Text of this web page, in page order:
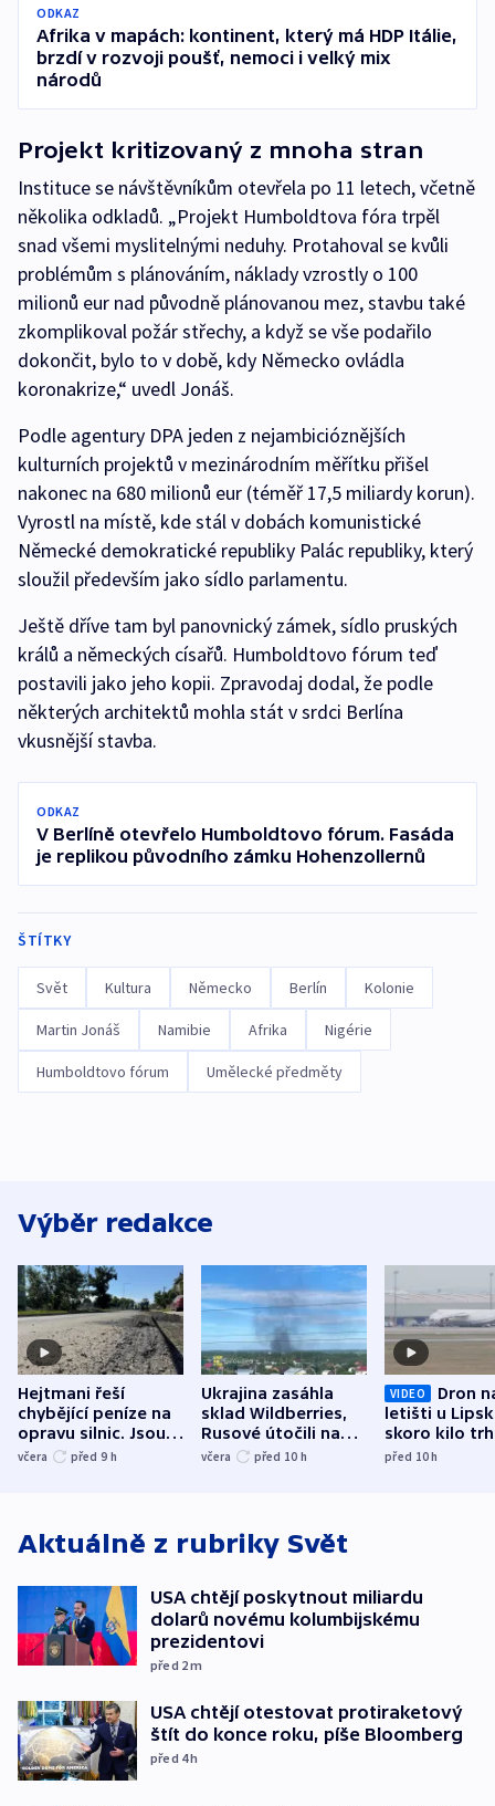
ODKAZ
Afrika v mapách: kontinent, který má HDP Itálie,
brzdí v rozvoji poušť, nemoci i velký mix
národů
Projekt kritizovaný z mnoha stran
Instituce se návštěvníkům otevřela po 11 letech, včetně
několika odkladů. „Projekt Humboldtova fóra trpěl
snad všemi myslitelnými neduhy. Protahoval se kvůli
problémům s plánováním, náklady vzrostly o 100
milionů eur nad původně plánovanou mez, stavbu také
zkomplikoval požár střechy, a když se vše podařilo
dokončit, bylo to v době, kdy Německo ovládla
koronakrize,“ uvedl Jonáš.
Podle agentury DPA jeden z nejambicióznějších
kulturních projektů v mezinárodním měřítku přišel
nakonec na 680 milionů eur (téměř 17,5 miliardy korun).
Vyrostl na místě, kde stál v dobách komunistické
Německé demokratické republiky Palác republiky, který
sloužil především jako sídlo parlamentu.
Ještě dříve tam byl panovnický zámek, sídlo pruských
králů a německých císařů. Humboldtovo fórum teď
postavili jako jeho kopii. Zpravodaj dodal, že podle
některých architektů mohla stát v srdci Berlína
vkusnější stavba.
ODKAZ
V Berlíně otevřelo Humboldtovo fórum. Fasáda
je replikou původního zámku Hohenzollernů
ŠTÍTKY
Svět Kultura Německo Berlín Kolonie
Martin Jonáš Namibie Afrika Nigérie
Humboldtovo fórum Umělecké předměty
Výběr redakce
Hejtmani řeší
chybějící peníze na
opravu silnic. Jsou
nenárokové, namítá
včera před 9 h
Ukrajina zasáhla
sklad Wildberries,
Rusové útočili na
trh, hasiče či
včera před 10 h
VIDEO
Dron
letišti u
skoro kilo
indicie
před 10h
Aktuálně z rubriky Svět
USA chtějí poskytnout miliardu
dolarů novému kolumbijskému
prezidentovi
před 2m
USA chtějí otestovat protiraketový
štít do konce roku, píše Bloomberg
před 4h